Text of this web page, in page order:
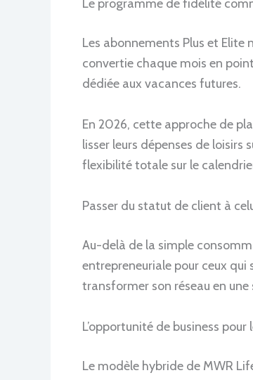
Le programme de fidélité
Les abonnements Plus et
convertie chaque mois en
dédiée aux vacances futures.
En 2026, cette approche de
lisser leurs dépenses de loisirs
flexibilité totale sur le
Passer du statut de client à
Au-delà de la simple
entrepreneuriale pour ceux
transformer son réseau en
L’opportunité de business
Le modèle hybride de MWR